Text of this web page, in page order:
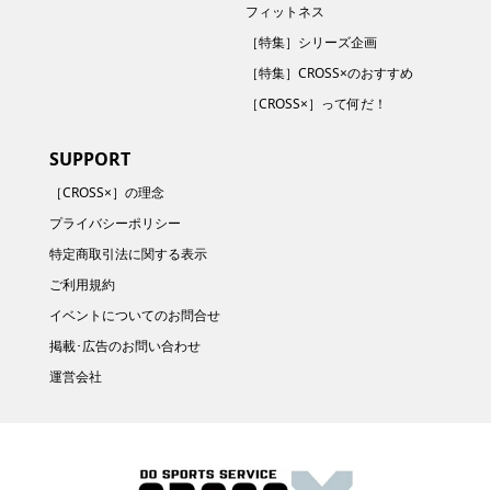
フィットネス
［特集］シリーズ企画
［特集］CROSS×のおすすめ
［CROSS×］って何だ！
SUPPORT
［CROSS×］の理念
プライバシーポリシー
特定商取引法に関する表示
ご利用規約
イベントについてのお問合せ
掲載･広告のお問い合わせ
運営会社